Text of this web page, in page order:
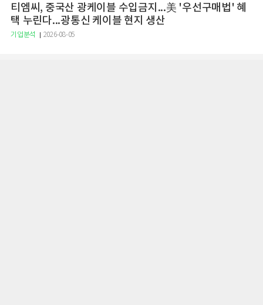
티엠씨, 중국산 광케이블 수입금지...美 '우선구매법' 혜
택 누린다...광통신 케이블 현지 생산
기업분석 2026-08-05